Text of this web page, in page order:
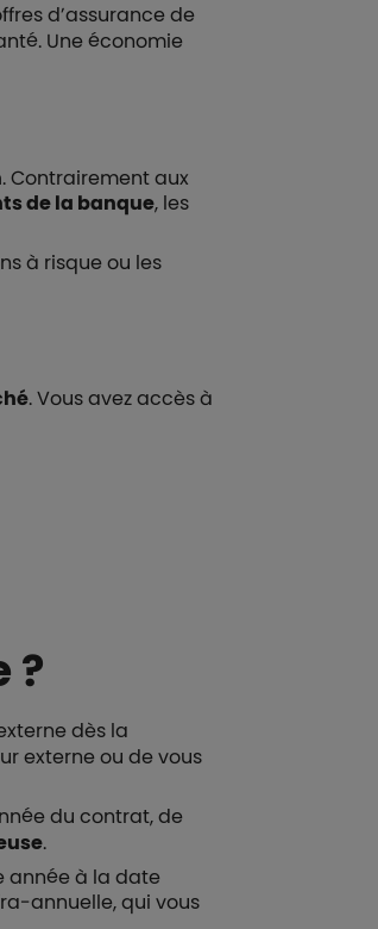
d’assurance de
Une économie
. Contrairement aux
de la banque, les
à risque ou les
. Vous avez accès à
?
dès la
externe ou de vous
du contrat, de
.
année à la date
annuelle, qui vous